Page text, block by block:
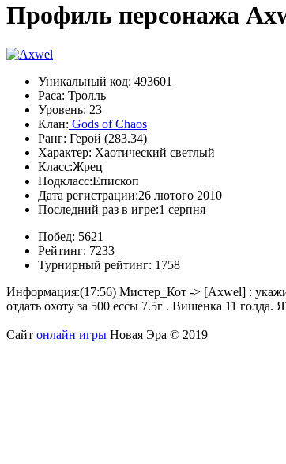
Профиль персонажа
Уникальный код: 493601
Раса: Тролль
Уровень: 23
Клан: Gods of Chaos
Ранг: Герой (283.34)
Характер: Хаотический светлый
Класс:Жрец
Подкласс:Епископ
Дата регистрации:26 лютого 2010
Последний раз в игре:1 серпня
Побед: 5621
Рейтинг: 7233
Турнирный рейтинг: 1758
Информация:(17:56) Мистер_Кот -> [Axwel] :
отдать охоту за 500 ессы 7.5г . Вишенка 11 голда.
Сайт онлайн игры Новая Эра © 2019